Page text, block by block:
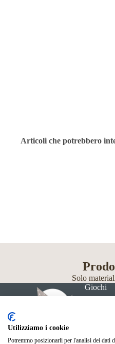
Articoli che potrebbero
Solo
Giochi
Utilizziamo i cookie
Potremmo posizionarli per l'analisi dei dati